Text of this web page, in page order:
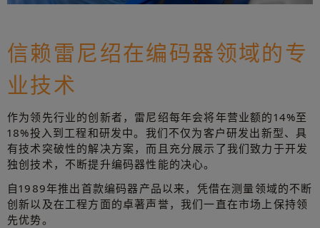
信赖雷尼绍在编码器领域的专
业技术
作为领先行业的创新者，雷尼绍每年会将年营业额的14%至
18%投入到工程和研发中。我们不仅为客户研发出新型、具
有技术突破性的解决方案，而且充分展示了我们致力于开发
独创技术，不断提升编码器性能的决心。
自1989年推出首款编码器产品以来，凭借在测量领域的不断
创新以及在工程方面的卓著声誉，我们一直在市场上保持领
先优势。